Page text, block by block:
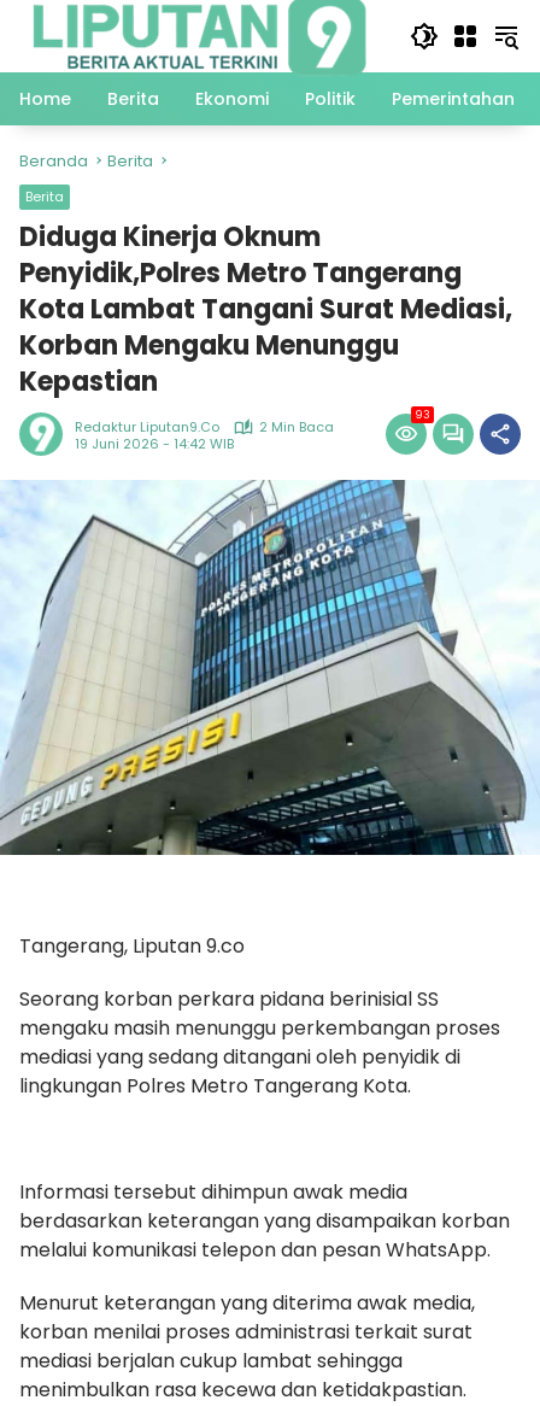
Langsung
Home
Berita Ekonomi Politik Pemerintahan
Beranda Berita
Berita
Diduga Kinerja Oknum
Penyidik,Polres Metro Tangerang
Kota Lambat Tangani Surat Mediasi,
Korban Mengaku Menunggu
Kepastian
Redaktur Liputan9.co
2 Min Baca
19 Juni 2026 - 14:42 WIB
93
Tangerang, Liputan 9.co
Seorang korban perkara pidana berinisial SS
mengaku masih menunggu perkembangan proses
mediasi yang sedang ditangani oleh penyidik di
lingkungan Polres Metro Tangerang Kota.
Informasi tersebut dihimpun awak media
berdasarkan keterangan yang disampaikan korban
melalui komunikasi telepon dan pesan WhatsApp.
Menurut keterangan yang diterima awak media,
korban menilai proses administrasi terkait surat
mediasi berjalan cukup lambat sehingga
menimbulkan rasa kecewa dan ketidakpastian.